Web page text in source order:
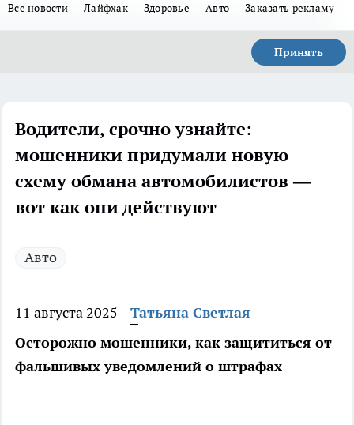
Все новости Лайфхак Здоровье Авто Заказать рекламу
Принять
Водители, срочно узнайте:
мошенники придумали новую
схему обмана автомобилистов —
вот как они действуют
Авто
11 августа 2025
Татьяна Светлая
Осторожно мошенники, как защититься от
фальшивых уведомлений о штрафах